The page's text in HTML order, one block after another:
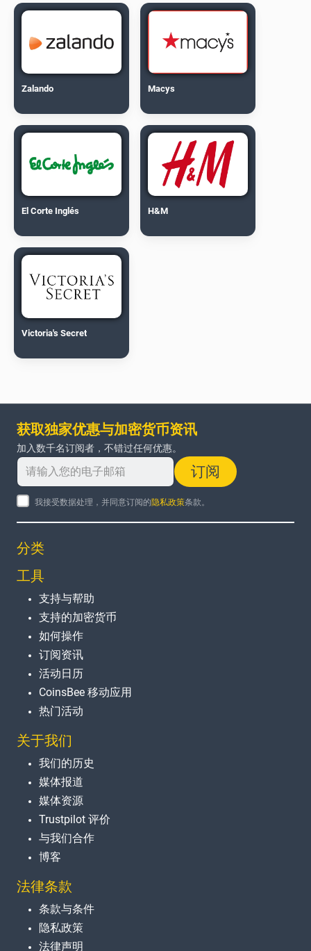
Zalando Macys
El Corte Inglés H&M
Victoria's Secret
获取独家优惠与加密货币资讯
加入数千名订阅者，不错过任何优惠。
订阅
我接受数据处理，并同意订阅的隐私政策条款。
分类
工具
支持与帮助
支持的加密货币
如何操作
订阅资讯
活动日历
CoinsBee 移动应用
热门活动
关于我们
我们的历史
媒体报道
媒体资源
Trustpilot 评价
与我们合作
博客
法律条款
条款与条件
隐私政策
法律声明